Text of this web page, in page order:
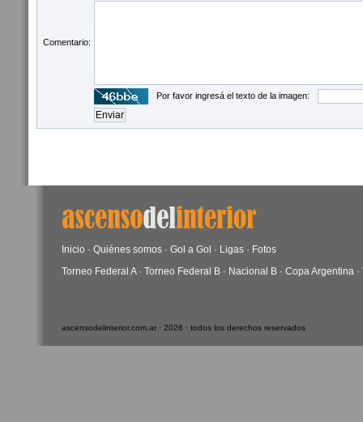
Comentario:
Por favor ingresá el texto de la imagen:
Inicio · Quiénes somos · Gol a Gol · Ligas · Fotos
Torneo Federal A· Torneo Federal B · Nacional B · Copa Argentina ·
ascensodelinterior.com.ar · 2026 · todos los derechos reservados